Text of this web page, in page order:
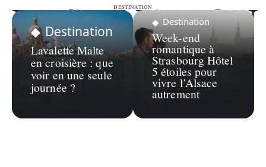
DESTINATION
DESTINATION
Destination
Lavalette Malte
en croisière : que
voir en une seule
journée ?
Destination
Week-end
romantique à
Strasbourg Hôtel
5 étoiles pour
vivre l’Alsace
autrement